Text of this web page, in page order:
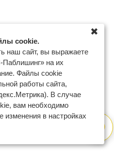
cookie.
наш сайт, вы выражаете
на их
Файлы cookie
работы сайта,
В случае
вам необходимо
изменения в настройках
✖